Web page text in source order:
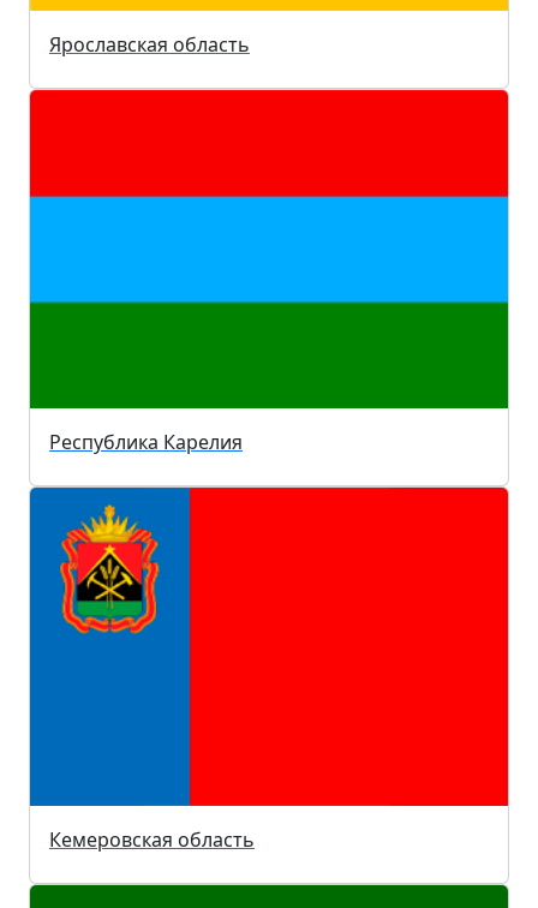
Ярославская область
Республика Карелия
Кемеровская область